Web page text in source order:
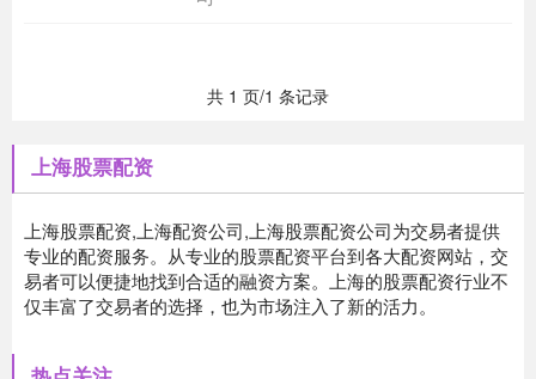
共 1 页/1 条记录
上海股票配资
上海股票配资,上海配资公司,上海股票配资公司为交易者提供
专业的配资服务。从专业的股票配资平台到各大配资网站，交
易者可以便捷地找到合适的融资方案。上海的股票配资行业不
仅丰富了交易者的选择，也为市场注入了新的活力。